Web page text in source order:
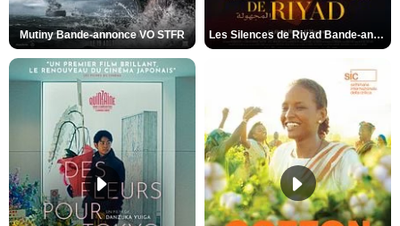
Mutiny Bande-annonce VO STFR Les Silences de Riyad Bande-annonce VO STFR